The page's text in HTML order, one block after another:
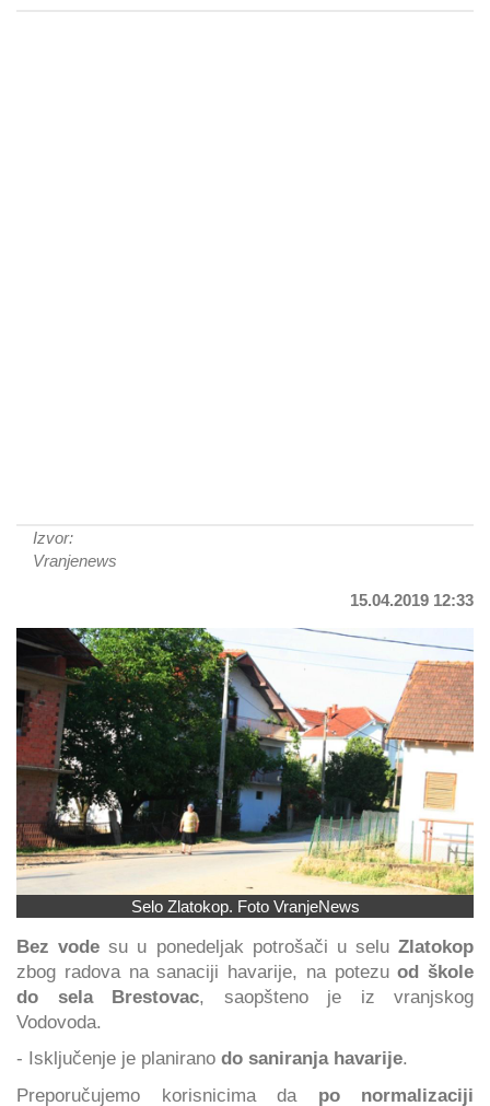
Izvor:
Vranjenews
15.04.2019 12:33
Selo Zlatokop. Foto VranjeNews
Bez vode su u ponedeljak potrošači u selu Zlatokop
zbog radova na sanaciji havarije, na potezuod škole
do sela Brestovac, saopšteno je iz vranjskog
Vodovoda.
- Isključenje je planirano do saniranja havarije.
Preporučujemo korisnicima da po normalizaciji